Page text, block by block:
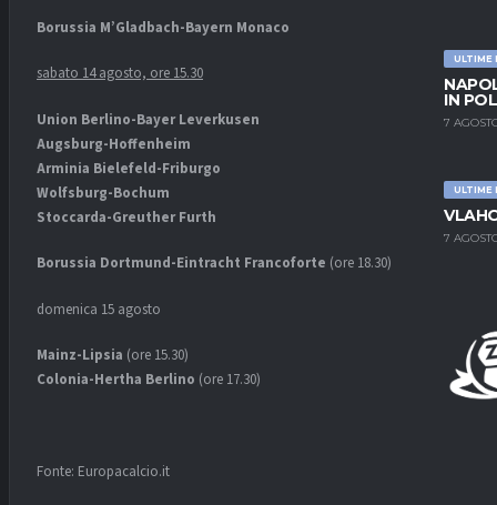
ULTIME
IN
7
ULTIME
7
Borussia M’Gladbach-Bayern Monaco
sabato 14 agosto, ore 15.30
Union Berlino-Bayer Leverkusen
Augsburg-Hoffenheim
Arminia Bielefeld-Friburgo
Wolfsburg-Bochum
Stoccarda-Greuther Furth
Borussia Dortmund-Eintracht Francoforte (ore 18.30)
domenica 15 agosto
Mainz-Lipsia (ore 15.30)
Colonia-Hertha Berlino (ore 17.30)
Fonte: Europacalcio.it